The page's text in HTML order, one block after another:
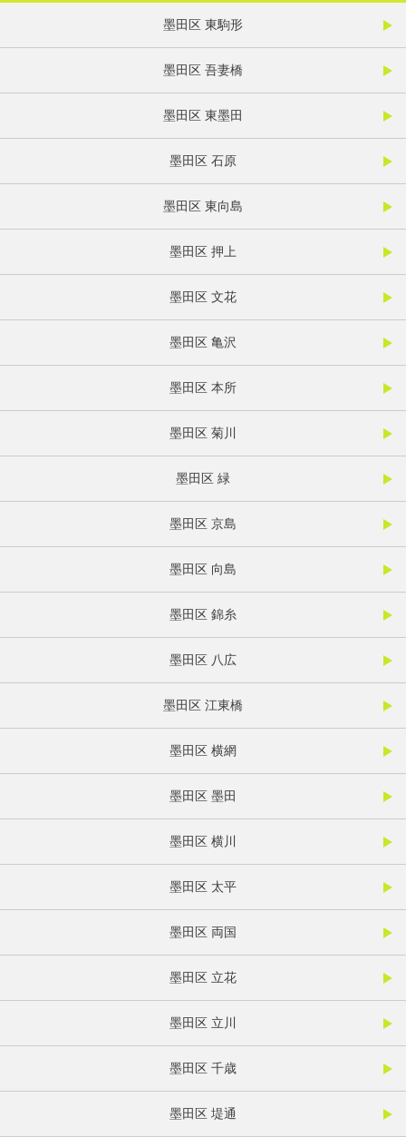
墨田区 東駒形
墨田区 吾妻橋
墨田区 東墨田
墨田区 石原
墨田区 東向島
墨田区 押上
墨田区 文花
墨田区 亀沢
墨田区 本所
墨田区 菊川
墨田区 緑
墨田区 京島
墨田区 向島
墨田区 錦糸
墨田区 八広
墨田区 江東橋
墨田区 横網
墨田区 墨田
墨田区 横川
墨田区 太平
墨田区 両国
墨田区 立花
墨田区 立川
墨田区 千歳
墨田区 堤通